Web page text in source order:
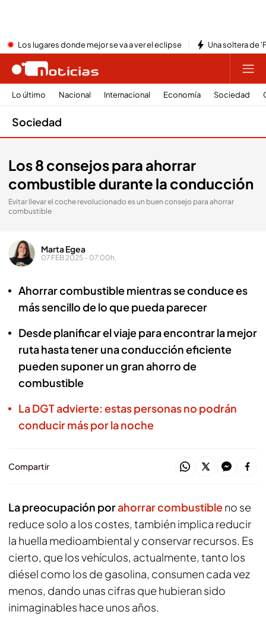
Los lugares donde mejor se va a ver el eclipse Una soltera de
Lo último Nacional Internacional Economía Sociedad
Sociedad
Los 8 consejos para ahorrar
combustible durante la conducción
Evitar llevar el coche revolucionado es un buen consejo para ahorrar
combustible
Marta Egea
07 FEB 2025 - 07:00h.
Ahorrar combustible mientras se conduce es
más sencillo de lo que pueda parecer
Desde planificar el viaje para encontrar la mejor
ruta hasta tener una conducción eficiente
pueden suponer un gran ahorro de
combustible
La DGT advierte: estas personas no podrán
conducir más por la noche
Compartir
La preocupación porahorrar combustibleno se
reduce solo a los costes, también implica reducir
la huella medioambiental y conservar recursos. Es
cierto, que los vehículos, actualmente, tanto los
diésel como los de gasolina, consumen cada vez
menos, dando unas cifras que hubieran sido
inimaginables hace unos años.